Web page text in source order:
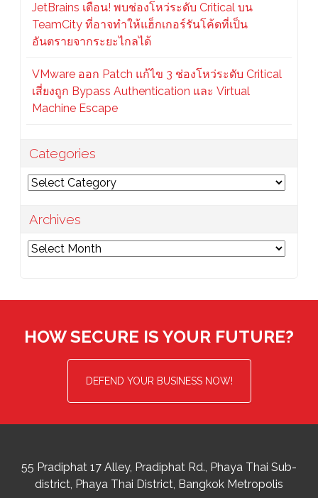
JetBrains เตือน! พบช่องโหว่ระดับ Critical บน
TeamCity ที่อาจทำให้แฮ็กเกอร์รันโค้ดที่เป็น
อันตรายจากระยะไกลได้
VMware ออก Patch แก้ไข 3 ช่องโหว่ระดับ Critical
เสี่ยงถูก Bypass Authentication และ Virtual
Machine Escape
Categories
Categories
Archives
Archives
HOW SECURE IS YOUR FUTURE?
DEFEND YOUR BUSINESS NOW!
55 Pradiphat 17 Alley, Pradiphat Rd., Phaya Thai Sub-
district Phaya Thai District, Bangkok Metropolis